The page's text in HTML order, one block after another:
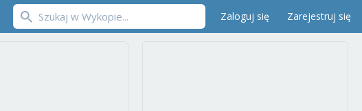
Zaloguj się Zarejestruj się